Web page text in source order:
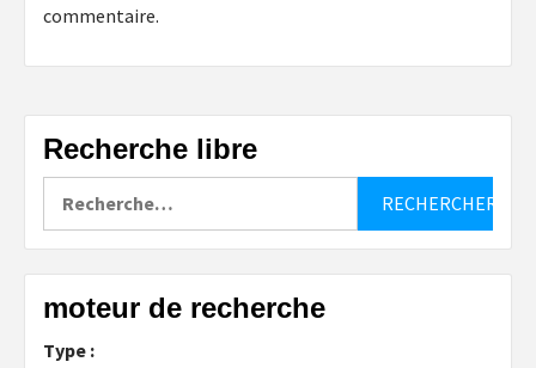
commentaire.
Recherche libre
moteur de recherche
Type :